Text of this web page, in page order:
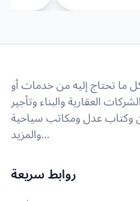
ما تحتاج إليه من خدمات أو
العقارية والبناء وتأجير
وكتاب عدل ومكاتب سياحية
والمزيد...
روابط سريعة